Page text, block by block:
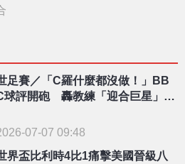
足賽／「C羅什麼都沒做！」BB
球評開砲 轟教練「迎合巨星」害
07-07 09:48
界盃比利時4比1痛擊美國晉級八